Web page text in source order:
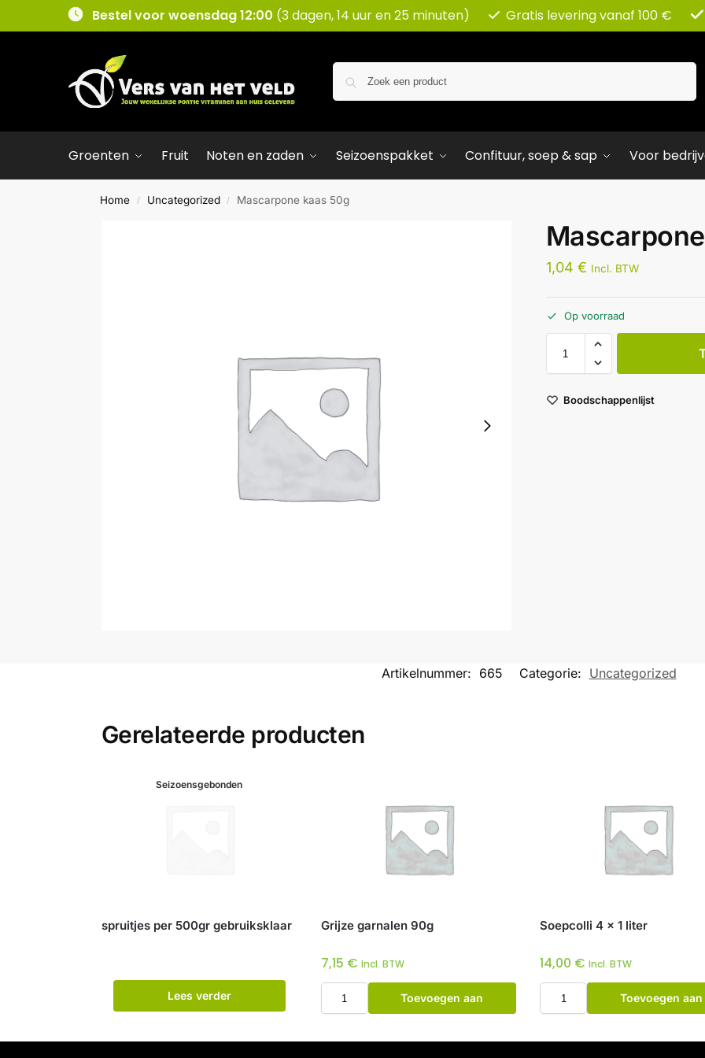
Bestel voor woensdag 12:00 (3 dagen, 14 uur en 25 minuten) Gratis levering vanaf 100 €
Groenten Fruit Noten en zaden Seizoenspakket Confituur, soep & sap Voor
Home / Uncategorized / Mascarpone kaas 50g
1,04 € Incl. BTW
Op voorraad
Boodschappenlijst
Artikelnummer: 665 Categorie: Uncategorized
Gerelateerde producten
Seizoensgebonden
spruitjes per 500gr gebruiksklaar
Lees verder
Grijze garnalen 90g
7,15 € Incl. BTW
Toevoegen aan
Soepcolli 4 x 1 liter
14,00 € Incl. BTW
Toevoegen aan